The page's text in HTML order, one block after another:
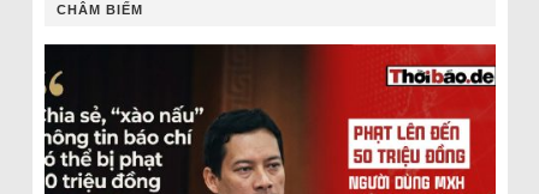
CHÂM BIẾM